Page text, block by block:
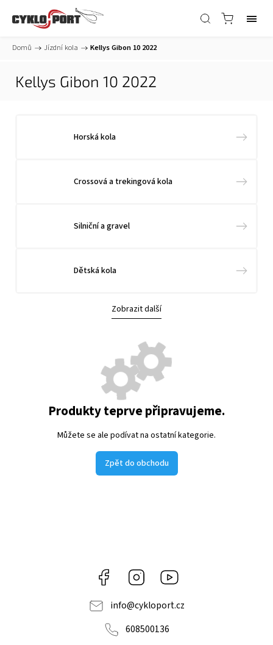
Domů / Jízdní kola / Kellys Gibon 10 2022
Kellys Gibon 10 2022
Horská kola
Crossová a trekingová kola
Silniční a gravel
Dětská kola
Zobrazit další
Produkty teprve připravujeme.
Můžete se ale podívat na ostatní kategorie.
Zpět do obchodu
Facebook Instagram
info@cykloport.cz
608500136